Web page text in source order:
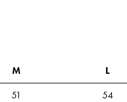
M L
51 54